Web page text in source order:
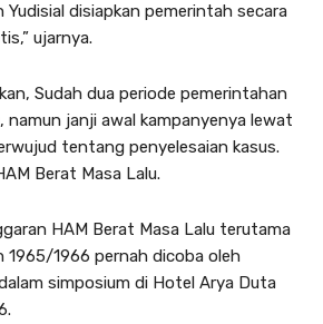
Yudisial disiapkan pemerintah secara
ujarnya.
Sudah dua periode pemerintahan
namun janji awal kampanyenya lewat
tentang penyelesaian kasus.
Berat Masa Lalu.
HAM Berat Masa Lalu terutama
1965/1966 pernah dicoba oleh
simposium di Hotel Arya Duta